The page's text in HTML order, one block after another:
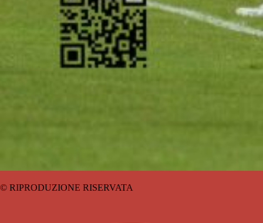
© RIPRODUZIONE RISERVATA